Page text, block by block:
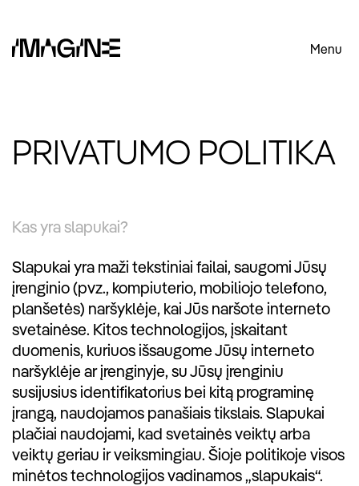
Menu
PRIVATUMO POLITIKA
Kas yra slapukai?
Slapukai yra maži tekstiniai failai, saugomi Jūsų
įrenginio (pvz., kompiuterio, mobiliojo telefono,
planšetės) naršyklėje, kai Jūs naršote interneto
svetainėse. Kitos technologijos, įskaitant
duomenis, kuriuos išsaugome Jūsų interneto
naršyklėje ar įrenginyje, su Jūsų įrenginiu
susijusius identifikatorius bei kitą programinę
įrangą, naudojamos panašiais tikslais. Slapukai
plačiai naudojami, kad svetainės veiktų arba
veiktų geriau ir veiksmingiau. Šioje politikoje visos
minėtos technologijos vadinamos „slapukais“.